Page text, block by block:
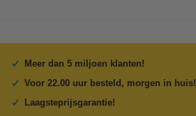
Meer dan 5 miljoen klanten!
Voor 22.00 uur besteld, morgen in huis!
Laagsteprijsgarantie!